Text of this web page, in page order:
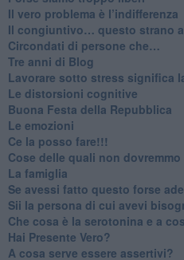
​Il vero problema è l’indifferenza
​Il congiuntivo… questo strano
​Circondati di persone che…
​Tre anni di Blog
​Lavorare sotto stress significa
​Le distorsioni cognitive
​Buona Festa della Repubblica
Le emozioni
​Ce la posso fare!!!
​Cose delle quali non
​La famiglia
​Se avessi fatto questo forse
​Sii la persona di cui avevi
Che cosa è la serotonina e a
​Hai Presente Vero?
A cosa serve essere assertivi?